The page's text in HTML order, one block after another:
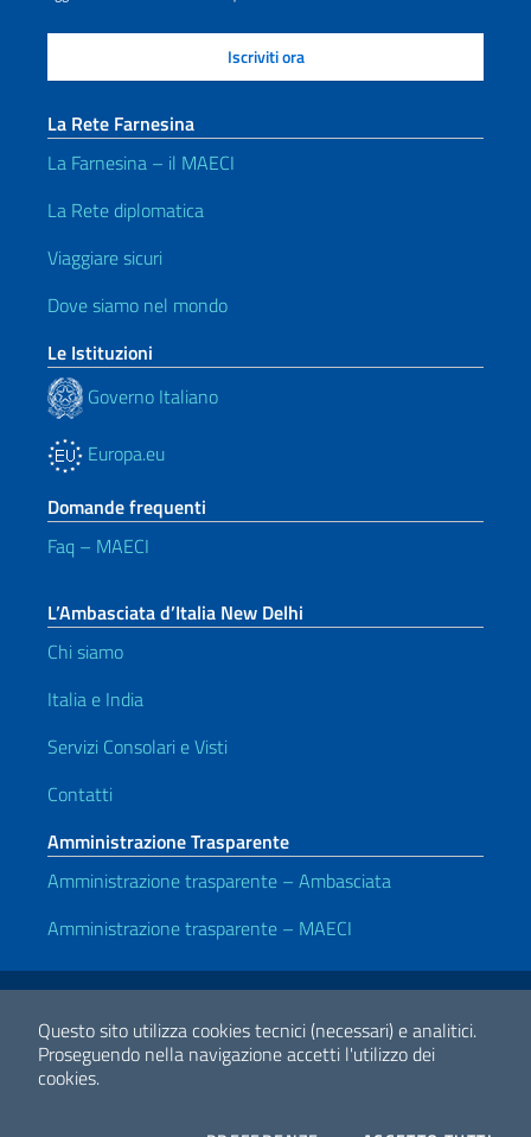
Questo sito utilizza cookies tecnici (necessari) e analitici.
Proseguendo nella navigazione accetti l'utilizzo dei
cookies.
La Rete Farnesina
La Farnesina – il MAECI
La Rete diplomatica
Viaggiare sicuri
Dove siamo nel mondo
Le Istituzioni
Governo Italiano
Europa.eu
Domande frequenti
Faq – MAECI
L’Ambasciata d’Italia New Delhi
Chi siamo
Italia e India
Servizi Consolari e Visti
Contatti
Amministrazione Trasparente
Amministrazione trasparente – Ambasciata
Amministrazione trasparente – MAECI
Link Utili